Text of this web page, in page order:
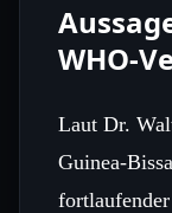
Laut Dr.